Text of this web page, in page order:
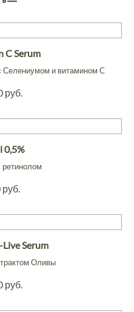
C Serum
и витамином C
руб.
0,5%
ретинолом
руб.
Serum
Оливы
руб.